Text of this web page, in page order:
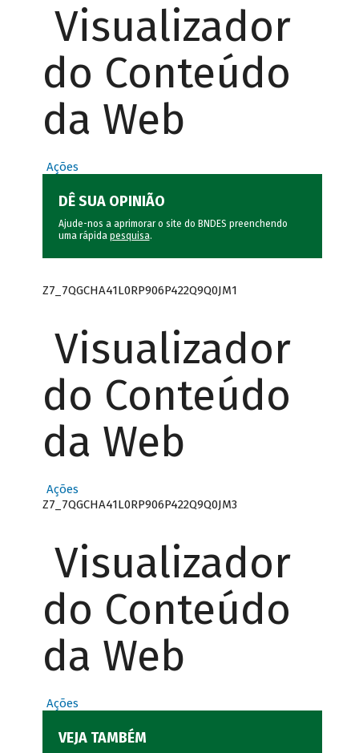
Visualizador
do Conteúdo
da Web
Ações
DÊ SUA OPINIÃO
Ajude-nos a aprimorar o site do BNDES preenchendo
uma rápida pesquisa.
Z7_7QGCHA41L0RP906P422Q9Q0JM1
Visualizador
do Conteúdo
da Web
Ações
Z7_7QGCHA41L0RP906P422Q9Q0JM3
Visualizador
do Conteúdo
da Web
Ações
VEJA TAMBÉM